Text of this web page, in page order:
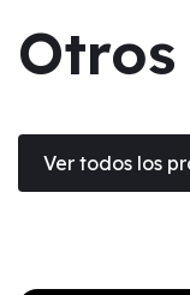
Ver todos los